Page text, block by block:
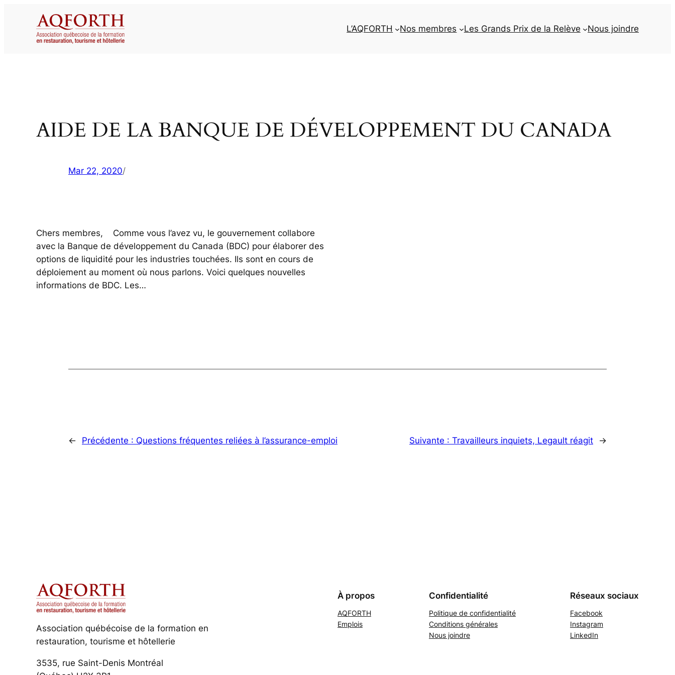
L’AQFORTH Nos membres Les Grands Prix de la Relève Nous joindre
AIDE DE LA BANQUE DE DÉVELOPPEMENT DU CANADA
Mar 22, 2020/
Chers membres, Comme vous l’avez vu, le gouvernement collabore
avec la Banque de développement du Canada (BDC) pour élaborer des
options de liquidité pour les industries touchées. Ils sont en cours de
déploiement au moment où nous parlons. Voici quelques nouvelles
informations de BDC. Les…
← Précédente : Questions fréquentes reliées à l’assurance-emploi Suivante : Travailleurs inquiets, Legault réagit →
Association québécoise de la formation en
restauration, tourisme et hôtellerie
3535, rue Saint-Denis Montréal
À propos
AQFORTH
Emplois
Confidentialité
Politique de confidentialité
Conditions générales
Nous joindre
Réseaux sociaux
Facebook
Instagram
LinkedIn